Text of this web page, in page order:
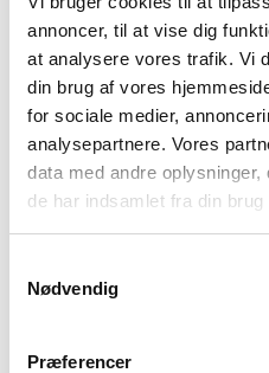
annoncer, til at vise dig
at analysere vores trafik. Vi
din brug af vores
for sociale medier,
analysepartnere. Vores
data med andre
de har indsamlet fra din
Nødvendig
Præferencer
BESKRIVELSE
BRAND
Paddle badesko fra skotske
det er vådt og du gerne vil gå
at falde. Paddle er i et Slip-on
badeskoen, så den får en
åndbart og strækbart